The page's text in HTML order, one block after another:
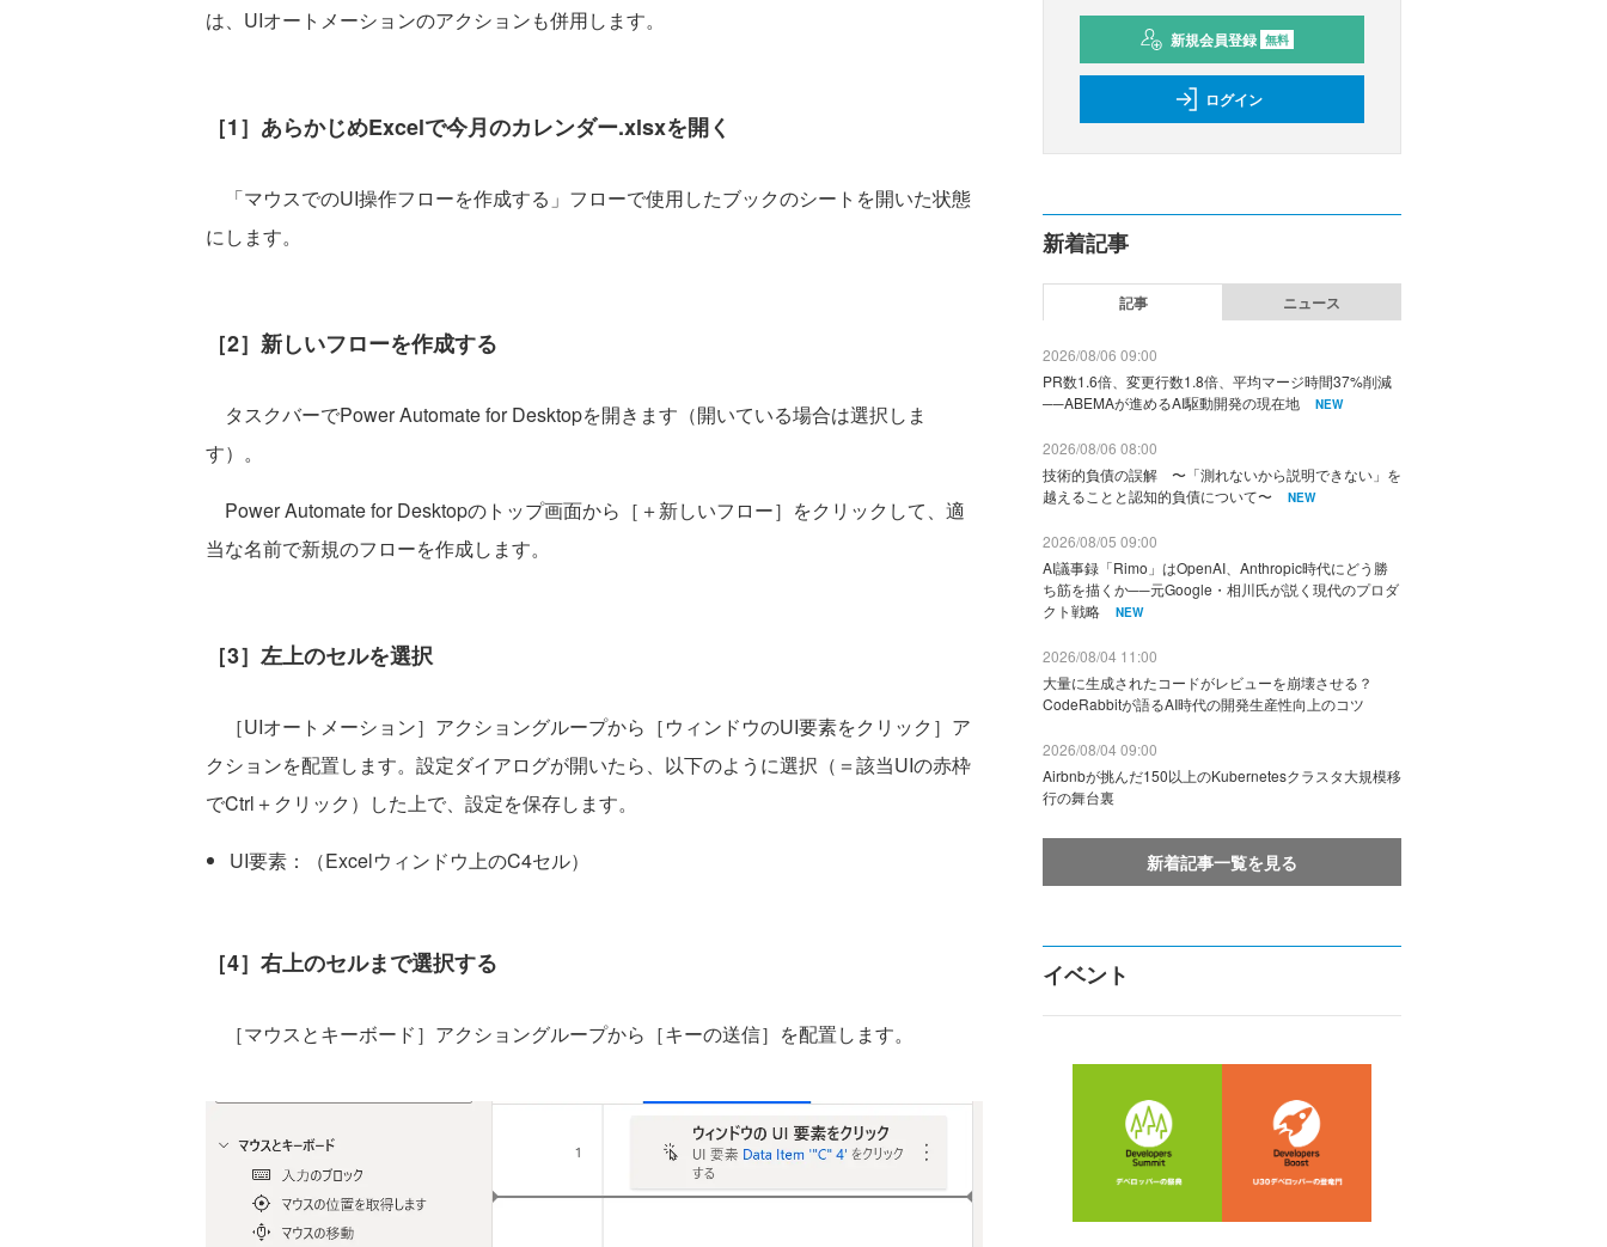
は、UIオートメーションのアクションも併用します。
［1］あらかじめExcelで今月のカレンダー.xlsxを開く
「マウスでのUI操作フローを作成する」フローで使用したブックのシートを開いた状態
にします。
［2］新しいフローを作成する
タスクバーでPower Automate for Desktopを開きます（開いている場合は選択しま
す）。
Power Automate for Desktopのトップ画面から［＋新しいフロー］をクリックして、適
当な名前で新規のフローを作成します。
［3］左上のセルを選択
［UIオートメーション］アクショングループから［ウィンドウのUI要素をクリック］ア
クションを配置します。設定ダイアログが開いたら、以下のように選択（＝該当UIの赤枠
でCtrl＋クリック）した上で、設定を保存します。
UI要素：（Excelウィンドウ上のC4セル）
［4］右上のセルまで選択する
［マウスとキーボード］アクショングループから［キーの送信］を配置します。
新規会員登録 無料
ログイン
新着記事
記事 ニュース
2026/08/06 09:00
PR数1.6倍、変更行数1.8倍、平均マージ時間37%削減
──ABEMAが進めるAI駆動開発の現在地
NEW
2026/08/06 08:00
技術的負債の誤解 〜「測れないから説明できない」を
越えることと認知的負債について〜
NEW
2026/08/05 09:00
AI議事録「Rimo」はOpenAI、Anthropic時代にどう勝
ち筋を描くか──元Google・相川氏が説く現代のプロダ
クト戦略
NEW
2026/08/04 11:00
大量に生成されたコードがレビューを崩壊させる？
CodeRabbitが語るAI時代の開発生産性向上のコツ
2026/08/04 09:00
Airbnbが挑んだ150以上のKubernetesクラスタ大規模移
行の舞台裏
新着記事一覧を見る
イベント